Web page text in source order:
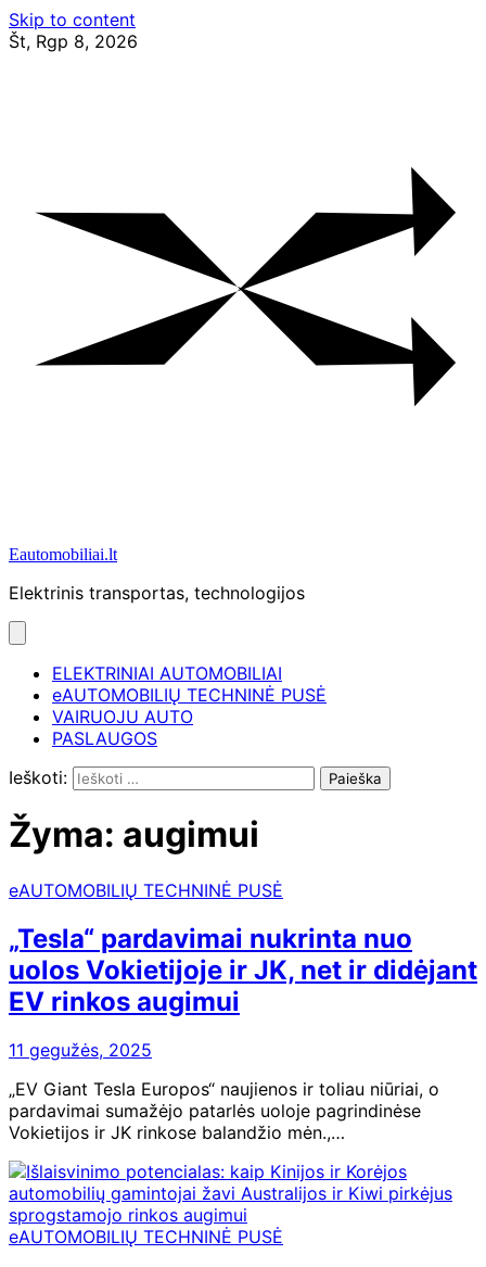
Skip to content
Št, Rgp 8, 2026
Eautomobiliai.lt
Elektrinis transportas, technologijos
ELEKTRINIAI AUTOMOBILIAI
eAUTOMOBILIŲ TECHNINĖ PUSĖ
VAIRUOJU AUTO
PASLAUGOS
Ieškoti:
Žyma: augimui
eAUTOMOBILIŲ TECHNINĖ PUSĖ
„Tesla“ pardavimai nukrinta nuo
uolos Vokietijoje ir JK, net ir didėjant
EV rinkos augimui
11 gegužės, 2025
„EV Giant Tesla Europos“ naujienos ir toliau niūriai, o
pardavimai sumažėjo patarlės uoloje pagrindinėse
Vokietijos ir JK rinkose balandžio mėn.,…
eAUTOMOBILIŲ TECHNINĖ PUSĖ